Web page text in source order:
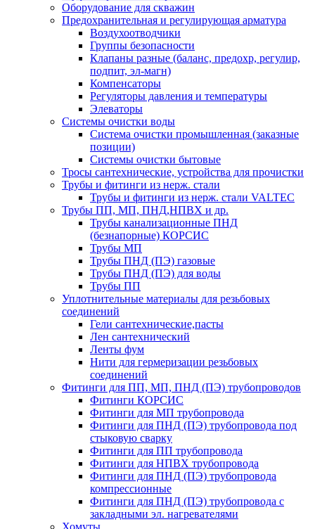
Оборудование для скважин
Предохранительная и регулирующая арматура
Воздухоотводчики
Группы безопасности
Клапаны разные (баланс, предохр, регулир,
подпит, эл-магн)
Компенсаторы
Регуляторы давления и температуры
Элеваторы
Системы очистки воды
Система очистки промышленная (заказные
позиции)
Системы очистки бытовые
Тросы сантехнические, устройства для прочистки
Трубы и фитинги из нерж. стали
Трубы и фитинги из нерж. стали VALTEC
Трубы ПП, МП, ПНД,НПВХ и др.
Трубы канализационные ПНД
(безнапорные) КОРСИС
Трубы МП
Трубы ПНД (ПЭ) газовые
Трубы ПНД (ПЭ) для воды
Трубы ПП
Уплотнительные материалы для резьбовых
соединений
Гели сантехнические,пасты
Лен сантехнический
Ленты фум
Нити для гермеризации резьбовых
соединений
Фитинги для ПП, МП, ПНД (ПЭ) трубопроводов
Фитинги КОРСИС
Фитинги для МП трубопровода
Фитинги для ПНД (ПЭ) трубопровода под
стыковую сварку
Фитинги для ПП трубопровода
Фитинги для НПВХ трубопровода
Фитинги для ПНД (ПЭ) трубопровода
компрессионные
Фитинги для ПНД (ПЭ) трубопровода с
закладными эл. нагревателями
Хомуты